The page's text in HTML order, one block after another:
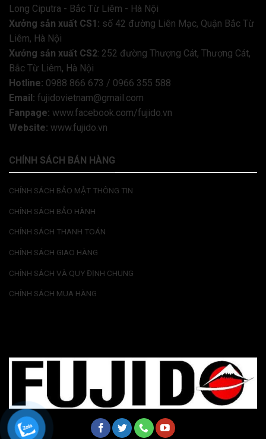
Long Ciputra - Bắc Từ Liêm - Hà Nội
Xưởng sản xuất CS1: số 42 đường Liên Mạc, Quận Bắc Từ
Liêm, Hà Nội
Xưởng sản xuất CS2: 252 đường Thượng Cát, Thượng Cát,
Bắc Từ Liêm, Hà Nội
Hotline: 0988 866 673 / 0966 355 588
Email: fujidovietnam@gmail.com
Fanpage: www.facebook.com/fujido.vn
Website: www.fujido.vn
CHÍNH SÁCH BÁN HÀNG
CHÍNH SÁCH BẢO MẬT THÔNG TIN
CHÍNH SÁCH BẢO HÀNH
CHÍNH SÁCH THANH TOÁN
CHÍNH SÁCH GIAO HÀNG
CHÍNH SÁCH VÀ QUY ĐỊNH CHUNG
CHÍNH SÁCH MUA HÀNG